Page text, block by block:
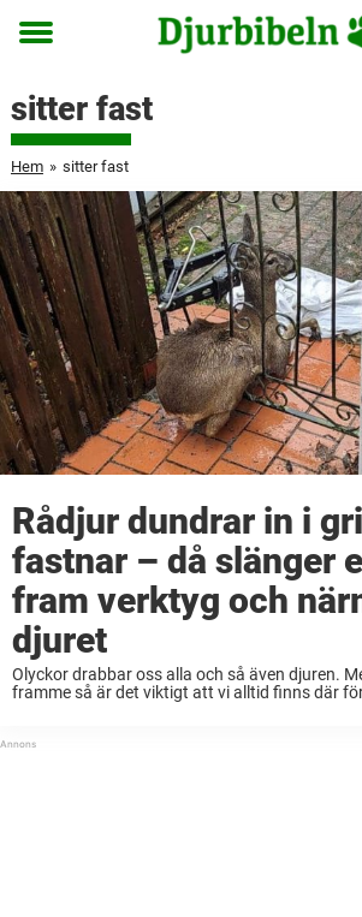
Toggle
sitter fast
Hem » sitter fast
Rådjur dundrar in i
fastnar – då slänger
fram verktyg och
djuret
Olyckor drabbar oss alla och så även djuren.
framme så är det viktigt att vi alltid finns där